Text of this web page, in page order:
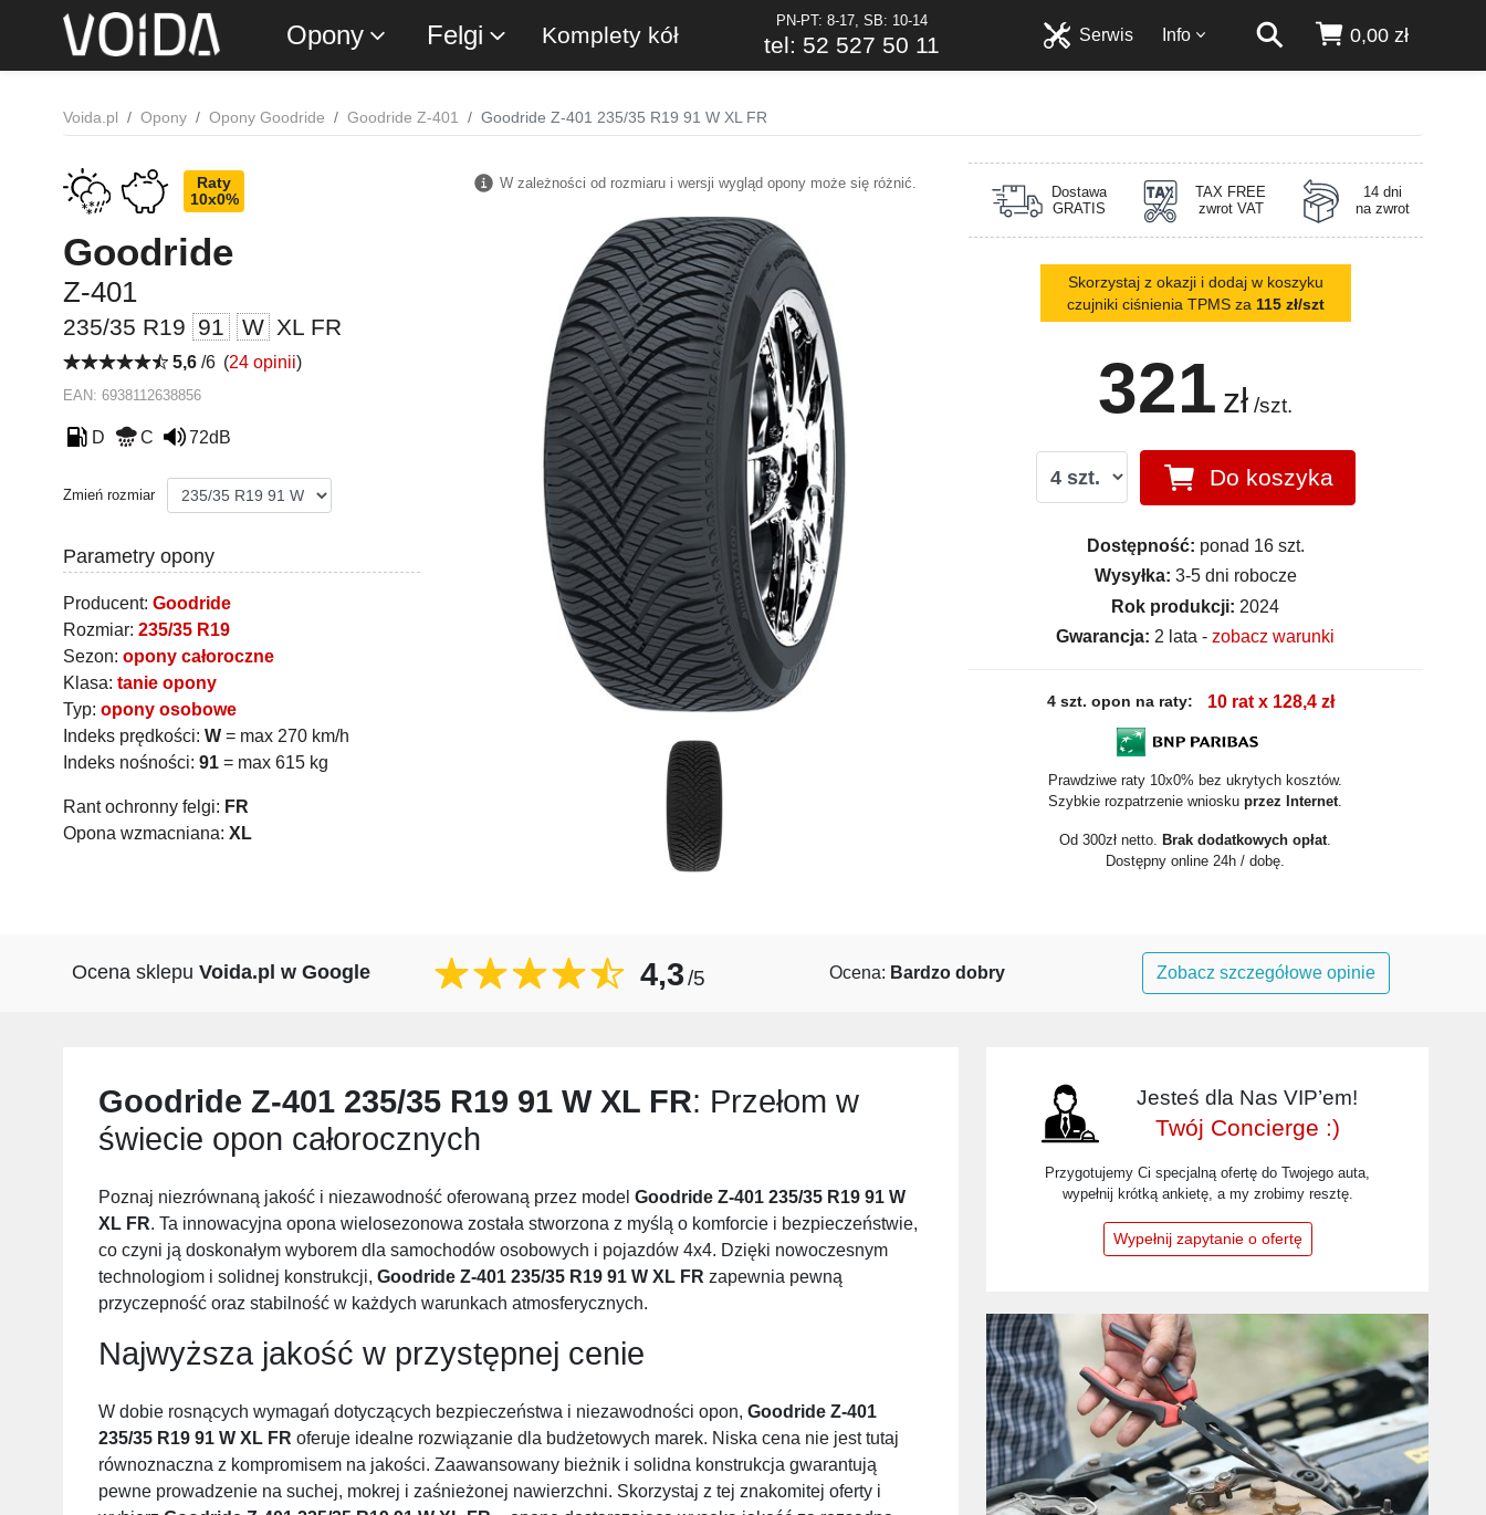
Opony Felgi Komplety kół
PN-PT: 8-17, SB: 10-14
tel: 52 527 50 11 0,00 zł
Info
Serwis
Voida.pl Opony Opony Goodride Goodride Z-401 Goodride Z-401 235/35 R19 91 W XL FR
Raty
10x0%
Goodride
Z-401
235/35 R19 91 W XL FR
5,6 /6 (24 opinii)
EAN: 6938112638856
D C 72dB
Zmień rozmiar
Parametry opony
Producent: Goodride
Rozmiar: 235/35 R19
Sezon: opony całoroczne
Klasa: tanie opony
Typ: opony osobowe
Indeks prędkości: W = max 270 km/h
Indeks nośności: 91 = max 615 kg
Rant ochronny felgi: FR
Opona wzmacniana: XL
W zależności od rozmiaru i wersji wygląd opony może się różnić.
Dostawa
GRATIS
TAX FREE
zwrot VAT
14 dni
na zwrot
Skorzystaj z okazji i dodaj w koszyku
czujniki ciśnienia TPMS za 115 zł/szt
321 zł /szt.
Do koszyka
Dostępność: ponad 16 szt.
Wysyłka: 3-5 dni robocze
Rok produkcji: 2024
Gwarancja: 2 lata -zobacz warunki
4 szt. opon na raty: 10 rat x 128,4 zł
Prawdziwe raty 10x0% bez ukrytych kosztów.
Szybkie rozpatrzenie wnioskuprzez Internet
Od 300zł netto. Brak dodatkowych opłat
Dostępny online 24h / dobę.
Ocena sklepu Voida.pl w Google 4,3/5 Ocena: Bardzo dobry Zobacz szczegółowe opinie
Goodride Z-401 235/35 R19 91 W XL FR: Przełom w
świecie opon całorocznych
Poznaj niezrównaną jakość i niezawodność oferowaną przez model Goodride Z-401 235/35 R19 91 W
XL FR. Ta innowacyjna opona wielosezonowa została stworzona z myślą o komforcie i bezpieczeństwie,
co czyni ją doskonałym wyborem dla samochodów osobowych i pojazdów 4x4. Dzięki nowoczesnym
technologiom i solidnej konstrukcji, Goodride Z-401 235/35 R19 91 W XL FR zapewnia pewną
przyczepność oraz stabilność w każdych warunkach atmosferycznych.
Najwyższa jakość w przystępnej cenie
W dobie rosnących wymagań dotyczących bezpieczeństwa i niezawodności opon, Goodride Z-401
235/35 R19 91 W XL FR oferuje idealne rozwiązanie dla budżetowych marek. Niska cena nie jest tutaj
równoznaczna z kompromisem na jakości. Zaawansowany bieżnik i solidna konstrukcja gwarantują
pewne prowadzenie na suchej, mokrej i zaśnieżonej nawierzchni. Skorzystaj z tej znakomitej oferty i
Jesteś dla Nas VIP’em!
Twój Concierge :)
Przygotujemy Ci specjalną ofertę do Twojego auta,
wypełnij krótką ankietę, a my zrobimy resztę.
Wypełnij zapytanie o ofertę